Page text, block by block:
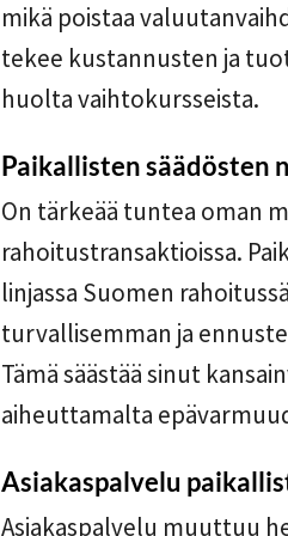
mikä poistaa
tekee kustannusten ja
huolta vaihtokursseista.
Paikallisten säädösten
On tärkeää tuntea oman
rahoitustransaktioissa.
linjassa Suomen
turvallisemman ja
Tämä säästää sinut
aiheuttamalta
Asiakaspalvelu
Asiakaspalvelu muuttuu